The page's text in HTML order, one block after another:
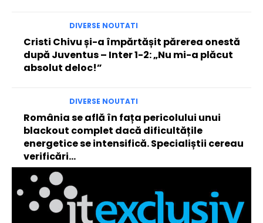
DIVERSE NOUTATI
Cristi Chivu și-a împărtășit părerea onestă
după Juventus – Inter 1-2: „Nu mi-a plăcut
absolut deloc!”
DIVERSE NOUTATI
România se află în fața pericolului unui
blackout complet dacă dificultățile
energetice se intensifică. Specialiștii cereau
verificări…